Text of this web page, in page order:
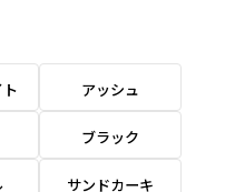
アッシュ
ブラック
サンドカーキ
確認）［ +298円
ます。ご確認のお
。
では大きすぎると
増やしたい場合はこ
では大きすぎると
増やしたい場合はこ
左棒袋縫い
上棒袋縫い
（上のみ）
合だと